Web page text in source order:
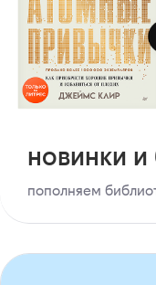
новинки
пополняем